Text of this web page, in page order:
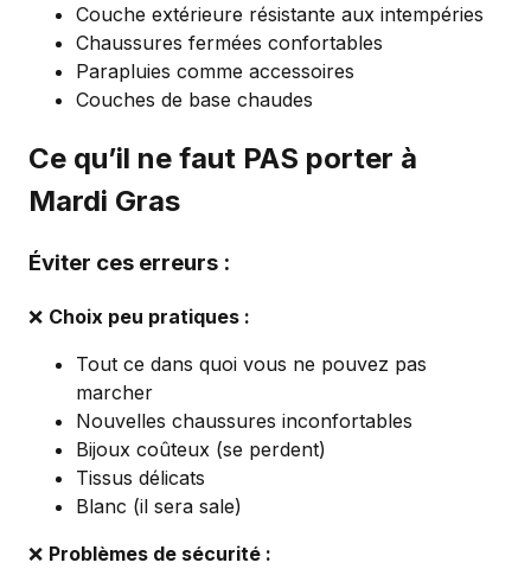
Couche extérieure résistante aux intempéries
Chaussures fermées confortables
Parapluies comme accessoires
Couches de base chaudes
Ce qu’il ne faut PAS porter à
Mardi Gras
Éviter ces erreurs :
❌ Choix peu pratiques :
Tout ce dans quoi vous ne pouvez pas
marcher
Nouvelles chaussures inconfortables
Bijoux coûteux (se perdent)
Tissus délicats
Blanc (il sera sale)
❌ Problèmes de sécurité :